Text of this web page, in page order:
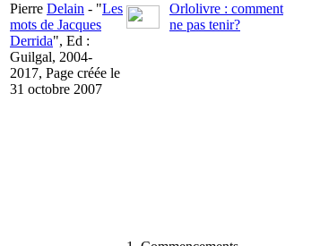
Pierre Delain - "Les
mots de Jacques
Derrida", Ed :
Guilgal, 2004-
2017, Page créée le
31 octobre 2007
Orlolivre : comment
ne pas tenir?